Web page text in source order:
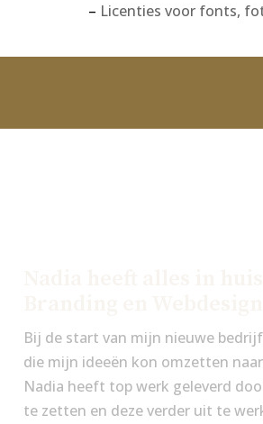
– Licenties voor fonts,
Bij de start van mijn nieuwe
die mijn ideeën kon omzetten
Nadia heeft top werk geleverd
te zetten en deze verder uit te